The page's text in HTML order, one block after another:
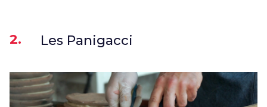
2. Les Panigacci